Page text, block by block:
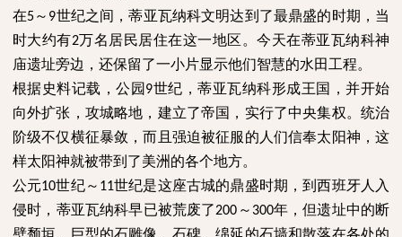
在5～ 9世纪之间，蒂亚瓦纳科文明达到了最鼎盛的时期，当
时大约有2万名居民居住在这一地区。今天在蒂亚瓦纳科神
庙遗址旁边，还保留了一小片显示他们智慧的水田工程。
根据史料记载，公园 9世纪，蒂亚瓦纳科形成王国，并开始
向外扩张，攻城略地，建立了帝国，实行了中央集权。统治
阶级不仅横征暴敛，而且强迫被征服的人们信奉太阳神，这
样太阳神就被带到了美洲的各个地方。
公元10世纪～ 11世纪是这座古城的鼎盛时期，到西班牙人入
侵时，蒂亚瓦纳科早已被荒废了200 ～ 300年，但遗址中的断
壁颓垣、巨型的石雕像、石碑、绵延的石墙和散落在各处的